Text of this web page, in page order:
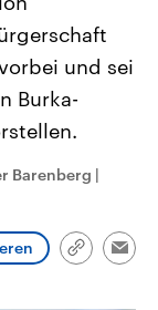
und
die Vereinigten
Ländern
Einfluss auf
und sei
Burka-
Barenberg |
Link